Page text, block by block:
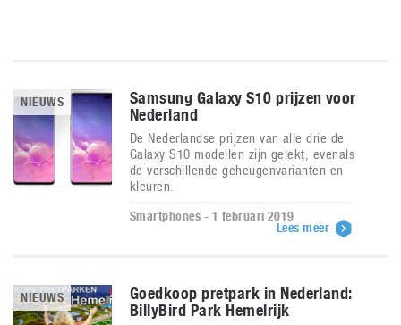
NIEUWS
Samsung Galaxy S10 prijzen voor
Nederland
De Nederlandse prijzen van alle drie de
Galaxy S10 modellen zijn gelekt, evenals
de verschillende geheugenvarianten en
kleuren.
Smartphones - 1 februari 2019
Lees meer
NIEUWS
Goedkoop pretpark in Nederland:
BillyBird Park Hemelrijk